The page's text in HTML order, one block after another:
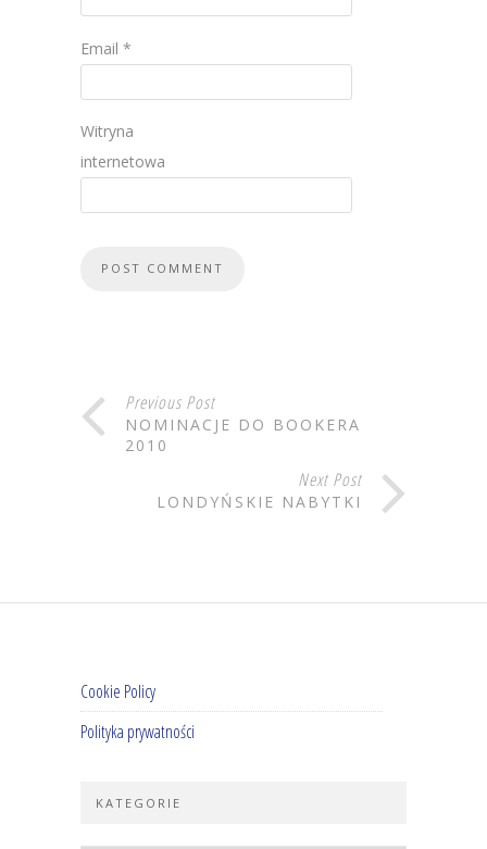
Email *
Witryna
internetowa
Previous Post
NOMINACJE DO BOOKERA
2010
Next Post
LONDYŃSKIE NABYTKI
Cookie Policy
Polityka prywatności
KATEGORIE